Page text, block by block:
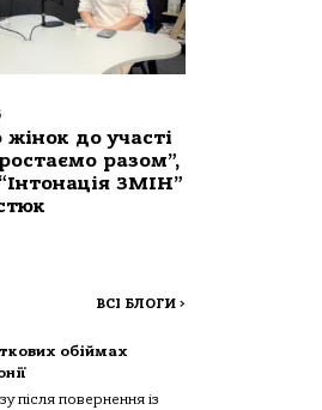
до участі
разом”,
ЗМІН”
ВСІ БЛОГИ >
обіймах
після повернення із